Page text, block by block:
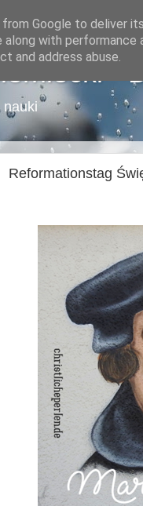
-
nauki
Reformationstag
Google to deliver
along with
and address abuse.